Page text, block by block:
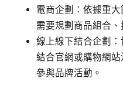
電商企劃：依據重
需要規劃商品組合
線上線下結合企劃
結合官網或購物網
參與品牌活動。